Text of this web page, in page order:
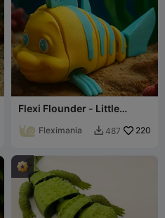
Flexi Flounder - Little
Fleximania  487 220